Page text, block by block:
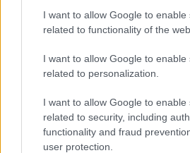
I want to allow Google to enable
related to functionality of the
I want to allow Google to enable
related to personalization.
I want to allow Google to enable
related to security, including
functionality and fraud
user protection.
(EPOCH)
Stride Staked Injective
(STINJ)